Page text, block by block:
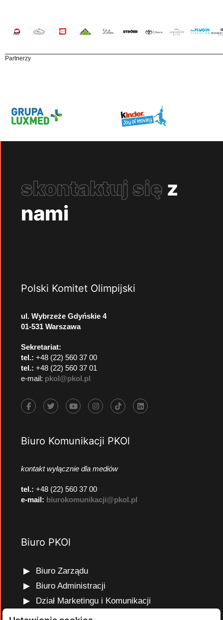
Partnerzy
skontaktuj się z
nami
Polski Komitet Olimpijski
ul. Wybrzeże Gdyńskie 4
01-531 Warszawa
Sekretariat:
tel.: +48 (22) 560 37 00
tel.: +48 (22) 560 37 01
e-mail: pkol@pkol.pl
Biuro Komunikacji PKOl
kontakt wyłącznie dla mediów
tel.: +48 (22) 560 37 00
e-mail: biurokomunikacji@pkol.pl
Biuro PKOl
Biuro Zarządu
Biuro Administracji
Dział Marketingu i Komunikacji
Dział Edukacji Olimpijskiej